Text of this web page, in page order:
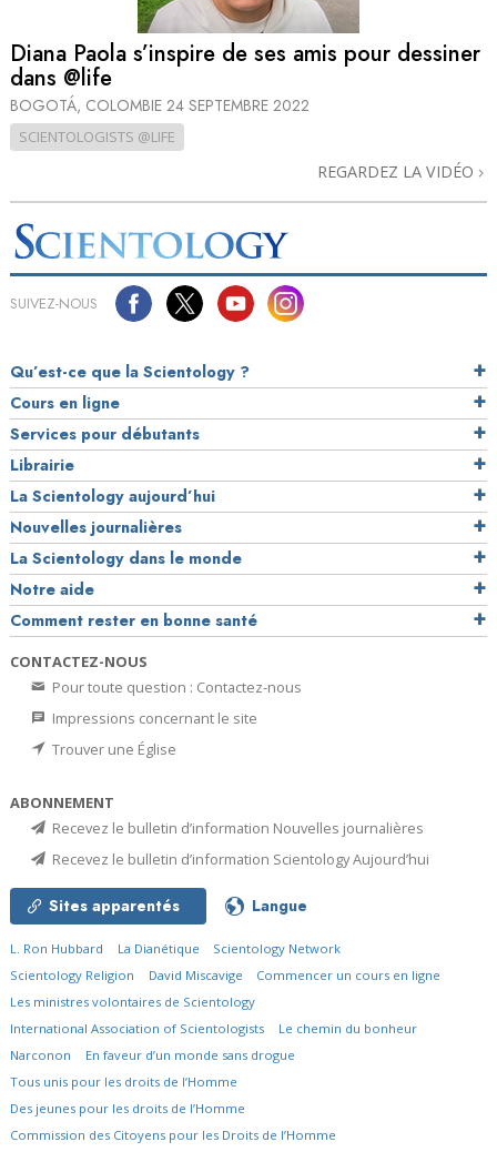
Diana Paola s’inspire de ses amis pour dessiner
dans @life
BOGOTÁ, COLOMBIE 24 SEPTEMBRE 2022
SCIENTOLOGISTS @LIFE
REGARDEZ LA VIDÉO
SUIVEZ-NOUS
Qu’est-ce que la Scientology ?
Cours en ligne
Services pour débutants
Librairie
La Scientology aujourd’hui
Nouvelles journalières
La Scientology dans le monde
Notre aide
Comment rester en bonne santé
CONTACTEZ-NOUS
Pour toute question : Contactez-nous
Impressions concernant le site
Trouver une Église
ABONNEMENT
Recevez le bulletin d’information Nouvelles journalières
Recevez le bulletin d’information Scientology Aujourd’hui
Sites apparentés Langue
L. Ron Hubbard La Dianétique
Scientology Network
Scientology Religion
David Miscavige
Commencer un cours en ligne
Les ministres volontaires de Scientology
International Association of Scientologists
Le chemin du bonheur
Narconon
En faveur d’un monde sans drogue
Tous unis pour les droits de l’Homme
Des jeunes pour les droits de l’Homme
Commission des Citoyens pour les Droits de l’Homme